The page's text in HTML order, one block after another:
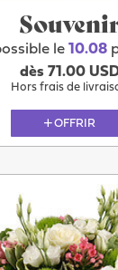
le 10.08
dès 71.00
Hors frais de
OFFRIR